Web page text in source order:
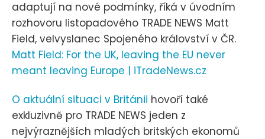
adaptují na nové podmínky, říká v úvodním
rozhovoru listopadového TRADE NEWS Matt
Field, velvyslanec Spojeného království v ČR.
Matt Field: For the UK, leaving the EU never
meant leaving Europe | iTradeNews.cz
O aktuální situaci v Británii hovoří také
exkluzivně pro TRADE NEWS jeden z
nejvýraznějších mladých britských ekonomů